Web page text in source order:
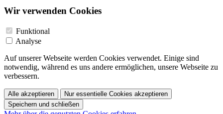
Wir verwenden Cookies
Funktional
Analyse
Auf unserer Webseite werden Cookies verwendet. Einige sind
notwendig, während es uns andere ermöglichen, unsere Webseite zu
verbessern.
Alle akzeptieren
Nur essentielle Cookies akzeptieren
Speichern und schließen